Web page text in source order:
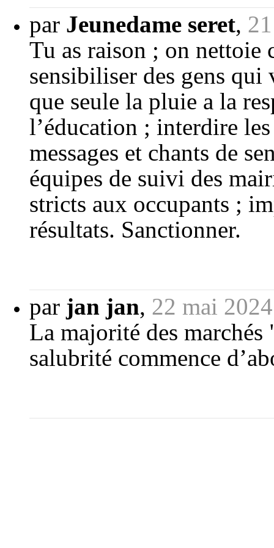
par Jeunedame seret,
Tu as raison ; on nettoie
sensibiliser des gens
que seule la pluie a la
l’éducation ; interdire
messages et chants de
équipes de suivi des
stricts aux occupants ;
résultats. Sanctionner.
par jan jan, 22 mai
La majorité des marchés
salubrité commence